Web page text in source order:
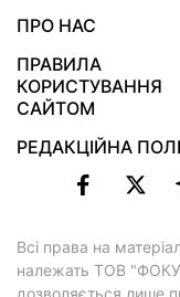
ПРО НАС
ПРАВИЛА
КОРИСТУВАННЯ
САЙТОМ
РЕДАКЦІЙНА
Всі права на
належать ТОВ